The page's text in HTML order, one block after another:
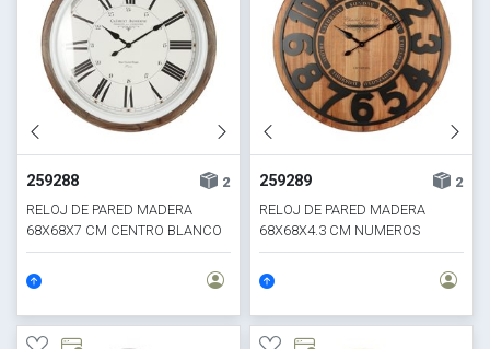
259288
2
RELOJ DE PARED MADERA
68X68X7 CM CENTRO BLANCO
259289
2
RELOJ DE PARED MADERA
68X68X4.3 CM NUMEROS
NEGROS